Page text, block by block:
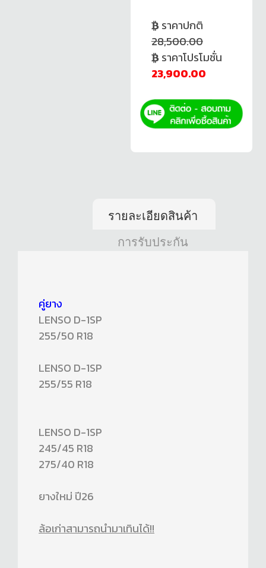
ราคาปกติ
28,500.00
ราคาโปรโมชั่น
23,900.00
รายละเอียดสินค้า
การรับประกัน
คู่ยาง
LENSO D-1SP
255/50 R18
LENSO D-1SP
255/55 R18
LENSO D-1SP
245/45 R18
275/40 R18
ยางใหม่ ปี26
ล้อเก่าสามารถนำมาเทินได้!!